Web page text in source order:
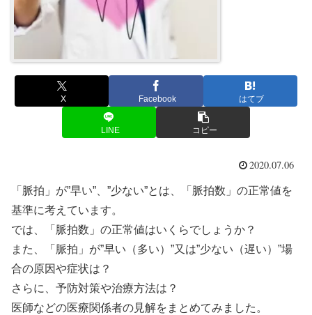
X Facebook はてブ
LINE コピー
2020.07.06
「脈拍」が”早い”、”少ない”とは、「脈拍数」の正常値を
基準に考えています。
では、「脈拍数」の正常値はいくらでしょうか？
また、「脈拍」が”早い（多い）”又は”少ない（遅い）”場
合の原因や症状は？
さらに、予防対策や治療方法は？
医師などの医療関係者の見解をまとめてみました。